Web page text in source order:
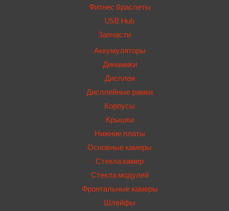
Фитнес браслеты
USB Hub
Запчасти
Аккумуляторы
Динамики
Дисплеи
Дисплейные рамки
Корпусы
Крышки
Нижние платы
Основные камеры
Стекла камер
Стекла модулей
Фронтальные камеры
Шлейфы